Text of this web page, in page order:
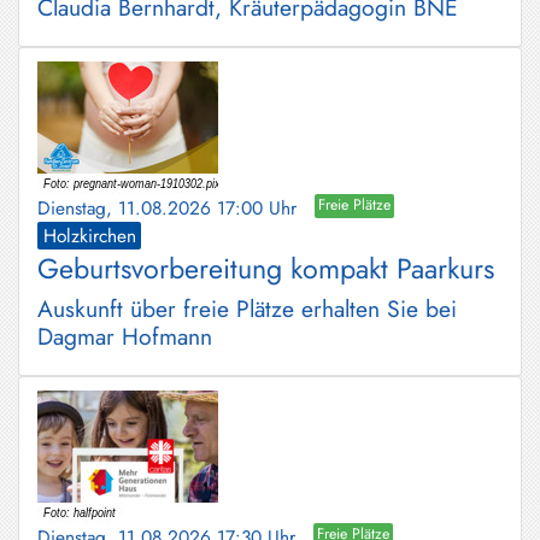
Claudia Bernhardt, Kräuterpädagogin BNE
Dienstag, 11.08.2026 17:00 Uhr Freie Plätze
Holzkirchen
Geburtsvorbereitung kompakt Paarkurs
Auskunft über freie Plätze erhalten Sie bei
Dagmar Hofmann
Freie Plätze